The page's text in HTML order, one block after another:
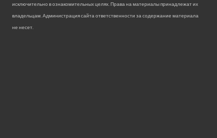
исключительно в ознакомительных целях. Права на материалы принадлежат их
владельцам. Администрация сайта ответственности за содержание материала
не несет.